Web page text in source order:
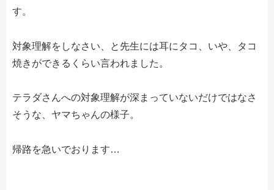
す。
対象理解をしなさい、と先生には耳にタコ、いや、タコ
焼きができるくらい言われました。
テラダさんへの対象理解が深まっていないだけではなさ
そうな、ヤマちゃんの様子。
帰路を急いでおります…